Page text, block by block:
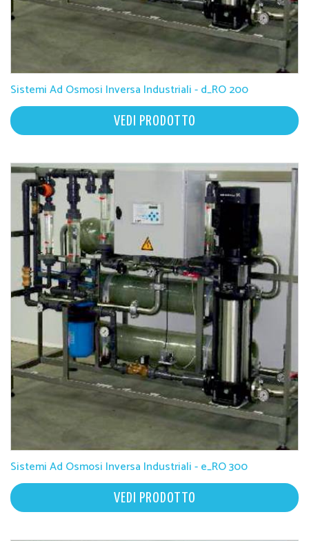
Sistemi Ad Osmosi Inversa Industriali - d_RO 200
VEDI PRODOTTO
Sistemi Ad Osmosi Inversa Industriali - e_RO 300
VEDI PRODOTTO